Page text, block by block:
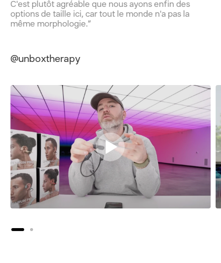
C'est plutôt agréable que nous ayons enfin des
options de taille ici, car tout le monde n'a pas la
même morphologie.”
@unboxtherapy